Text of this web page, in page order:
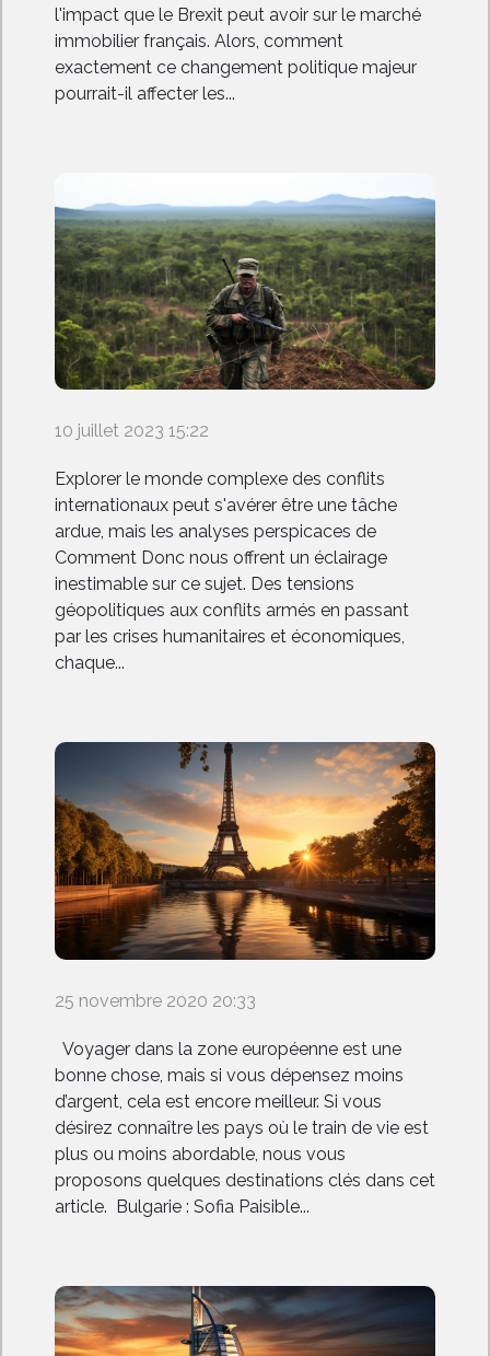
l'impact que le Brexit peut avoir sur le marché
immobilier français. Alors, comment
exactement ce changement politique majeur
pourrait-il affecter les...
10 juillet 2023 15:22
Explorer le monde complexe des conflits
internationaux peut s'avérer être une tâche
ardue, mais les analyses perspicaces de
Comment Donc nous offrent un éclairage
inestimable sur ce sujet. Des tensions
géopolitiques aux conflits armés en passant
par les crises humanitaires et économiques,
chaque...
25 novembre 2020 20:33
Voyager dans la zone européenne est une
bonne chose, mais si vous dépensez moins
d’argent, cela est encore meilleur. Si vous
désirez connaître les pays où le train de vie est
plus ou moins abordable, nous vous
proposons quelques destinations clés dans cet
article. Bulgarie : Sofia Paisible...